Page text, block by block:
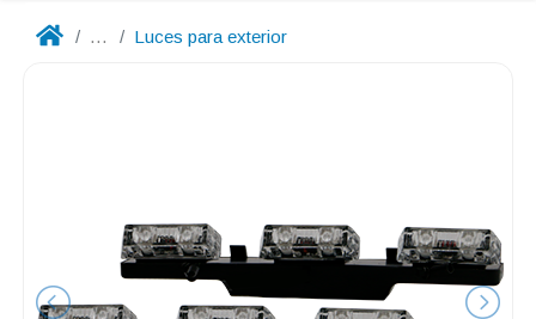
... Luces para exterior